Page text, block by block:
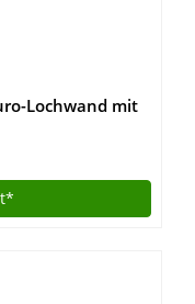
Lochwand mit